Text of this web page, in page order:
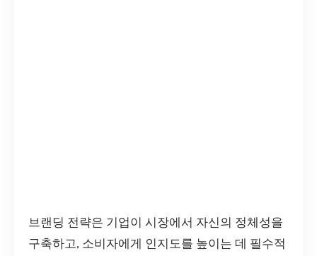
브랜딩 전략은 기업이 시장에서 자신의 정체성을
구축하고, 소비자에게 인지도를 높이는 데 필수적